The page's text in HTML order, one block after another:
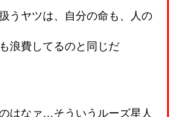
うヤツは、自分の命も、人の
浪費してるのと同じだ
はなァ…そういうルーズ星人